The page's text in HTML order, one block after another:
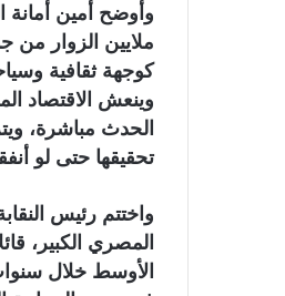
وأوضح أمين
ملايين الزوار من
كوجهة ثقافية
الحدث مباشرة،
تحقيقها حتى لو
واختتم رئيس
المصري الكبير،
الأوسط خلال